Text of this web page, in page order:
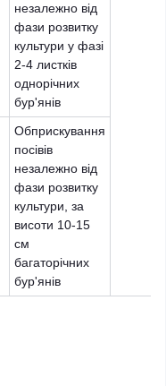
незалежно від
фази розвитку
культури у фазі
2-4 листків
однорічних
бур'янів
Обприскування
посівів
незалежно від
фази розвитку
культури, за
висоти 10-15
см
багаторічних
бур'янів